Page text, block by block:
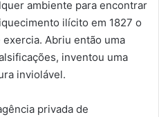
ambiente para encontrar
ilícito em 1827 o
Abriu então uma
inventou uma
inviolável.
privada de